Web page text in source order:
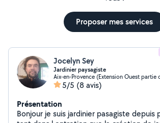
Proposer mes services
Jocelyn Sey
Jardinier paysagiste
Aix-en-Provence (Extension Ouest partie
5/5 (8 avis)
Présentation
Bonjour je suis jardinier pasagiste depuis